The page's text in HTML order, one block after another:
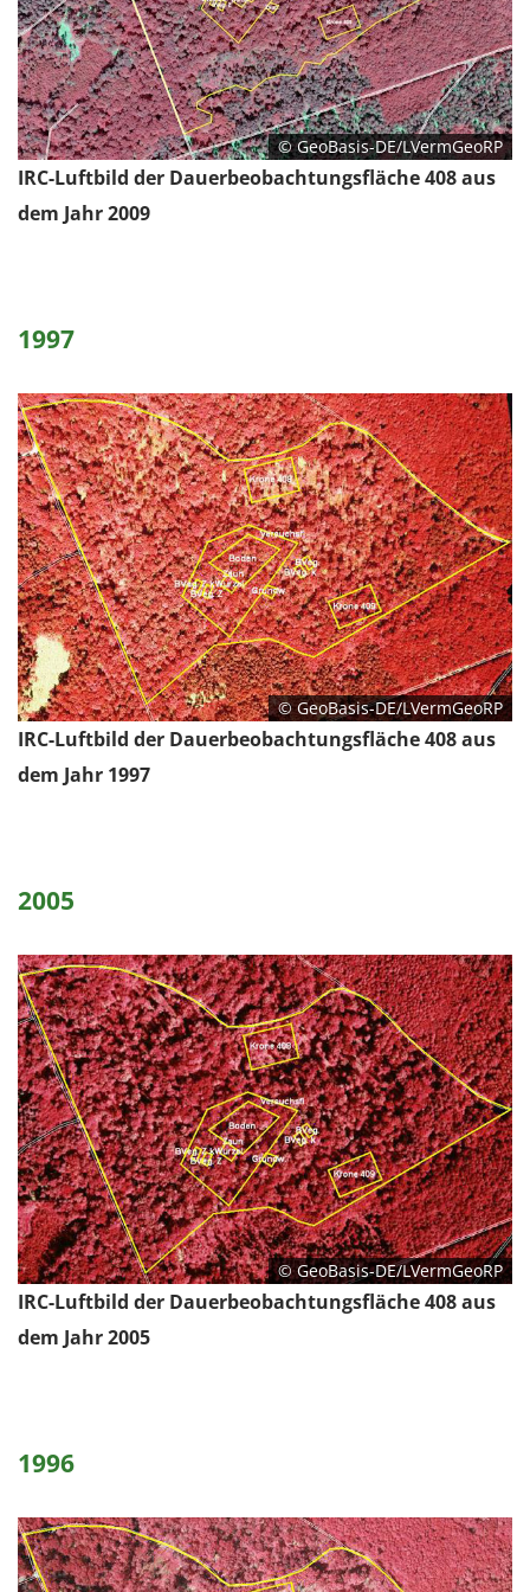
© GeoBasis-DE/LVermGeoRP
IRC-Luftbild der Dauerbeobachtungsfläche 408 aus
dem Jahr 2009
1997
© GeoBasis-DE/LVermGeoRP
IRC-Luftbild der Dauerbeobachtungsfläche 408 aus
dem Jahr 1997
2005
© GeoBasis-DE/LVermGeoRP
IRC-Luftbild der Dauerbeobachtungsfläche 408 aus
dem Jahr 2005
1996
EXTERNE MEDIEN
Um Inhalte von Videoplattformen und Social Media
Plattformen anzeigen zu können, werden von
diesen externen Medien Cookies gesetzt.